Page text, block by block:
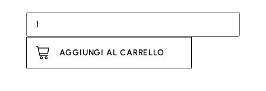
AGGIUNGI AL CARRELLO